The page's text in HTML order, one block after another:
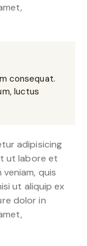
consequat.
luctus
adipisicing
ut labore et
quis
ut aliquip ex
dolor in